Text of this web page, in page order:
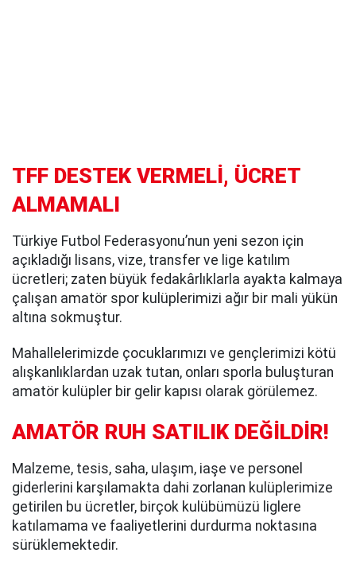
TFF DESTEK VERMELİ, ÜCRET
ALMAMALI
Türkiye Futbol Federasyonu’nun yeni sezon için
açıkladığı lisans, vize, transfer ve lige katılım
ücretleri; zaten büyük fedakârlıklarla ayakta kalmaya
çalışan amatör spor kulüplerimizi ağır bir mali yükün
altına sokmuştur.
Mahallelerimizde çocuklarımızı ve gençlerimizi kötü
alışkanlıklardan uzak tutan, onları sporla buluşturan
amatör kulüpler bir gelir kapısı olarak görülemez.
AMATÖR RUH SATILIK DEĞİLDİR!
Malzeme, tesis, saha, ulaşım, iaşe ve personel
giderlerini karşılamakta dahi zorlanan kulüplerimize
getirilen bu ücretler, birçok kulübümüzü liglere
katılamama ve faaliyetlerini durdurma noktasına
sürüklemektedir.